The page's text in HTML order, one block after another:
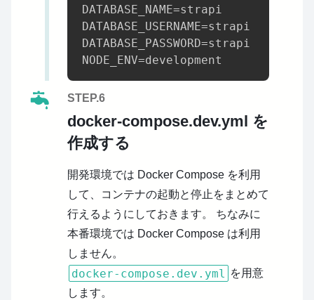
DATABASE_NAME=strapi
DATABASE_USERNAME=strapi
DATABASE_PASSWORD=strapi
STEP.6
docker-compose.dev.yml を
作成する
開発環境では Docker Compose を利用
して、コンテナの起動と停止をまとめて
行えるようにしておきます。
ちなみに
本番環境では Docker Compose は利用
しません。
docker-compose.dev.yml
を用意
します。